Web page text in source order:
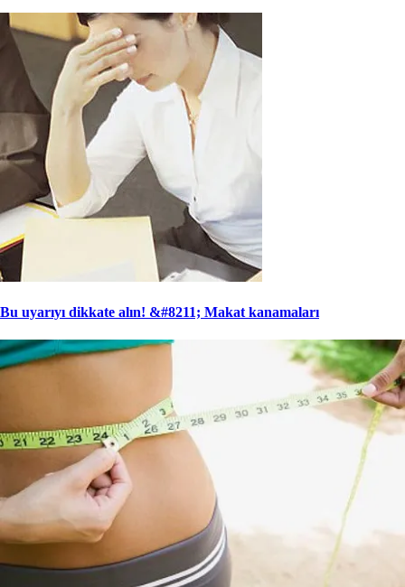
Bu uyarıyı dikkate alın! &#8211; Makat kanamaları